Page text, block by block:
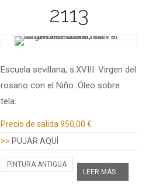
2113
Escuela sevillana, s.XVIII. Virgen del
rosario con el Niño. Óleo sobre
tela.
Precio de salida950,00 €
>> PUJAR AQUÍ
PINTURA ANTIGUA
LEER MÁS ...